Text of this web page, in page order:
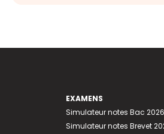
EXAMENS
Simulateur notes Bac 2026
Simulateur notes Brevet